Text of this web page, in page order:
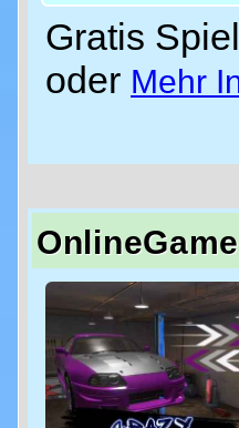
Gratis
oder Mehr